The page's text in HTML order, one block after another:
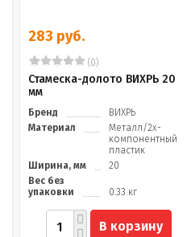
283 руб.
(0)
Стамеска-долото ВИХРЬ 20
мм
Бренд
ВИХРЬ
Материал
Металл/2х-
компонентный
пластик
Ширина, мм
20
Вес без
упаковки
0.33 кг
В корзину